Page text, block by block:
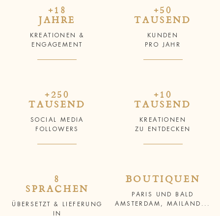
+18
JAHRE
KREATIONEN &
ENGAGEMENT
+50
TAUSEND
KUNDEN
PRO JAHR
+250
TAUSEND
SOCIAL MEDIA
FOLLOWERS
+10
TAUSEND
KREATIONEN
ZU ENTDECKEN
8
SPRACHEN
ÜBERSETZT & LIEFERUNG
IN
BOUTIQUEN
PARIS UND BALD
AMSTERDAM, MAILAND...